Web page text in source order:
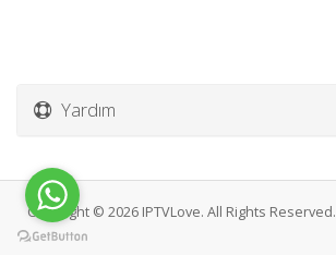
Yardım
Copyright © 2026 IPTVLove. All Rights Reserved.